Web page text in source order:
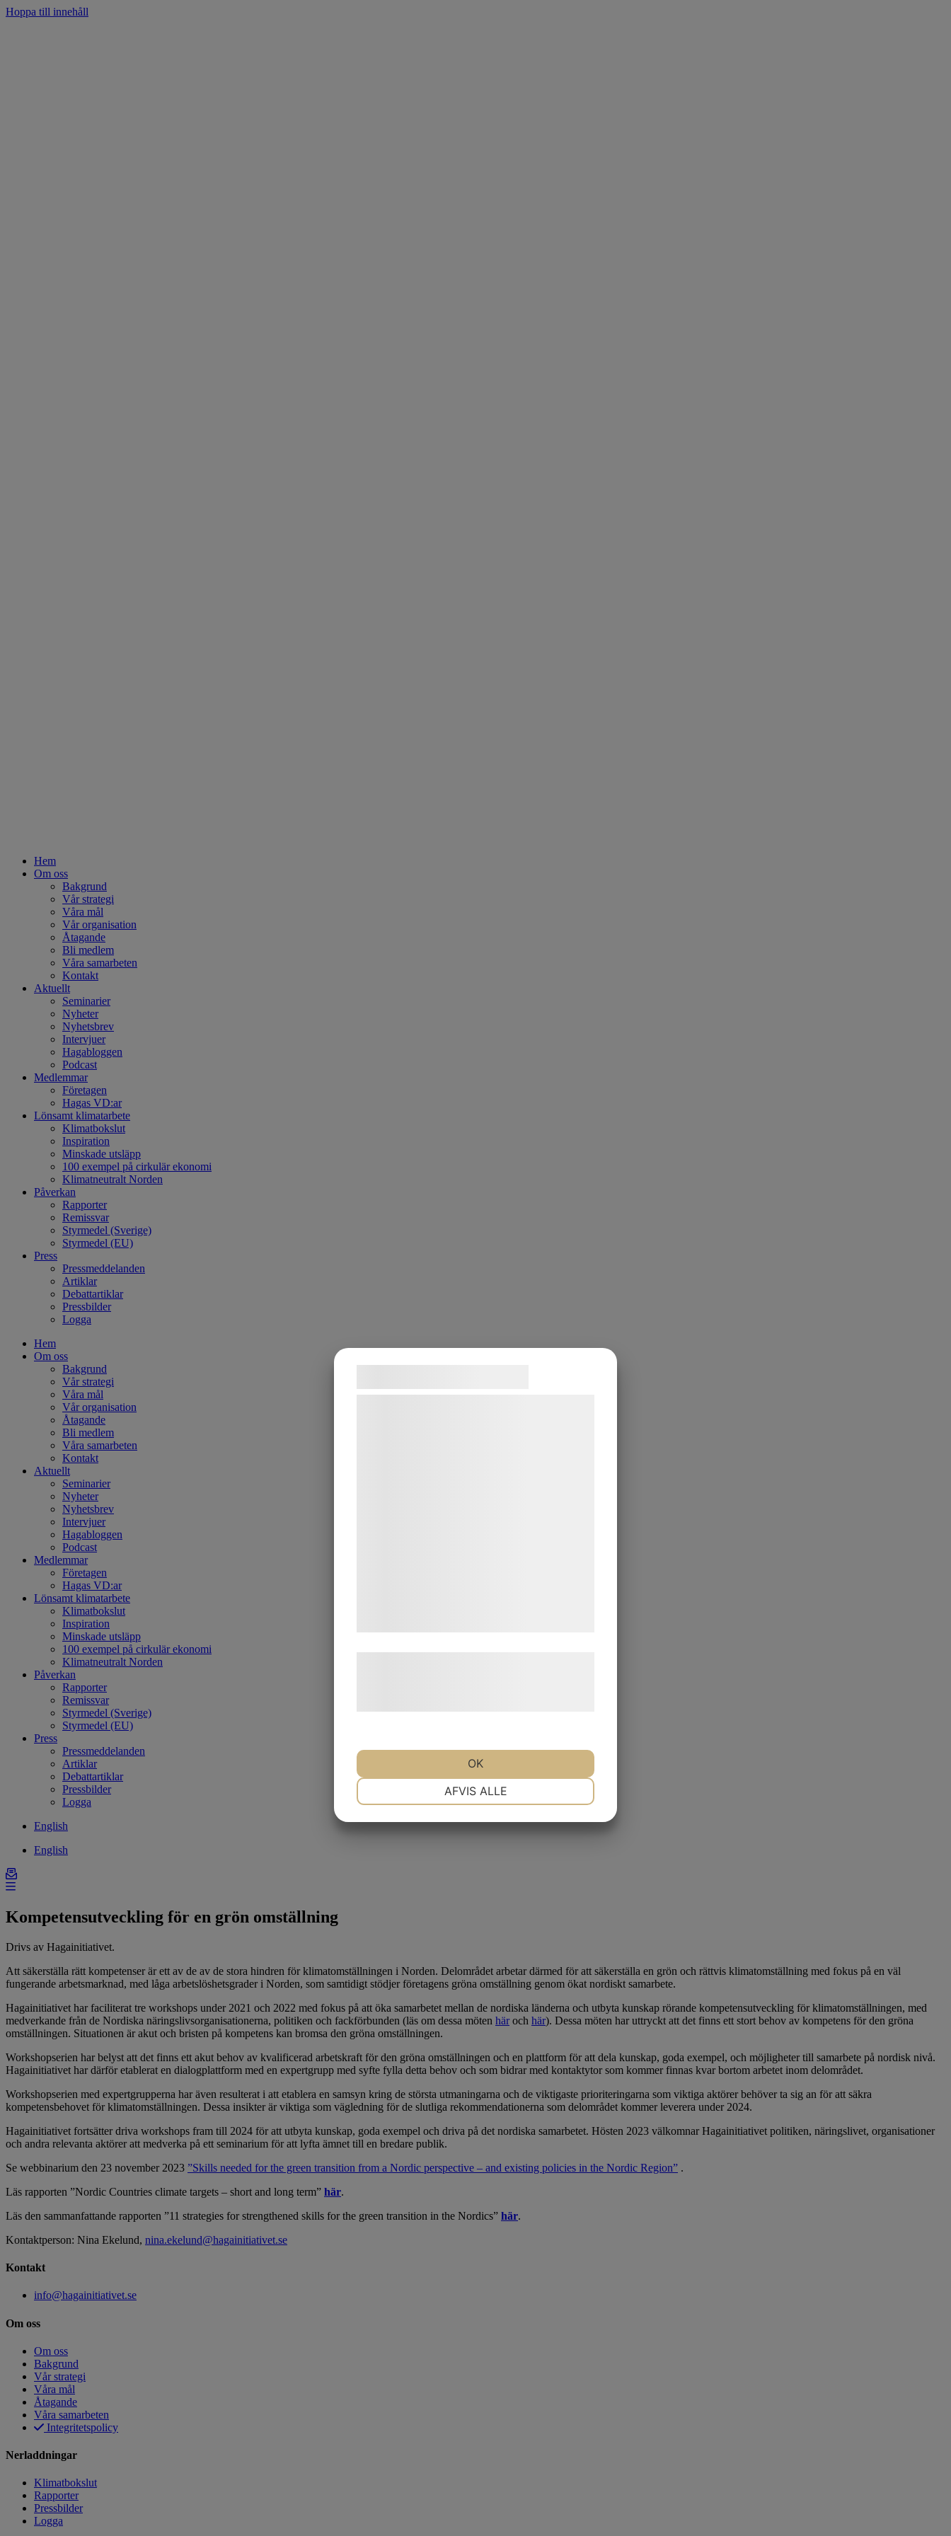
Hoppa till innehåll
Hem
Om oss
Bakgrund
Vår strategi
Våra mål
Vår organisation
Åtagande
Bli medlem
Våra samarbeten
Kontakt
Aktuellt
Seminarier
Nyheter
Nyhetsbrev
Intervjuer
Hagabloggen
Podcast
Medlemmar
Företagen
Hagas VD:ar
Lönsamt klimatarbete
Klimatbokslut
Inspiration
Minskade utsläpp
100 exempel på cirkulär ekonomi
Klimatneutralt Norden
Påverkan
Rapporter
Remissvar
Styrmedel (Sverige)
Styrmedel (EU)
Press
Pressmeddelanden
Artiklar
Debattartiklar
Pressbilder
Logga
Hem
Om oss
Bakgrund
Vår strategi
Våra mål
Vår organisation
Åtagande
Bli medlem
Våra samarbeten
Kontakt
Aktuellt
Seminarier
Nyheter
Nyhetsbrev
Intervjuer
Hagabloggen
Podcast
Medlemmar
Företagen
Hagas VD:ar
Lönsamt klimatarbete
Klimatbokslut
Inspiration
Minskade utsläpp
100 exempel på cirkulär ekonomi
Klimatneutralt Norden
Påverkan
Rapporter
Remissvar
Styrmedel (Sverige)
Styrmedel (EU)
Press
Pressmeddelanden
Artiklar
Debattartiklar
Pressbilder
Logga
English
English
Kompetensutveckling för en grön omställning
Drivs av Hagainitiativet.
Att säkerställa rätt kompetenser är ett av de av de stora hindren för klimatomställningen i Norden. Delområdet arbetar därmed för att säkerställa en grön och rättvis klimatomställning med fokus på en väl
fungerande arbetsmarknad, med låga arbetslöshetsgrader i Norden, som samtidigt stödjer företagens gröna omställning genom ökat nordiskt samarbete.
Hagainitiativet har faciliterat tre workshops under 2021 och 2022 med fokus på att öka samarbetet mellan de nordiska länderna och utbyta kunskap rörande kompetensutveckling för klimatomställningen, med
medverkande från de Nordiska näringslivsorganisationerna, politiken och fackförbunden (läs om dessa möten häroch här). Dessa möten har uttryckt att det finns ett stort behov av kompetens för den gröna
omställningen. Situationen är akut och bristen på kompetens kan bromsa den gröna omställningen.
Workshopserien har belyst att det finns ett akut behov av kvalificerad arbetskraft för den gröna omställningen och en plattform för att dela kunskap, goda exempel, och möjligheter till samarbete på nordisk nivå.
Hagainitiativet har därför etablerat en dialogplattform med en expertgrupp med syfte fylla detta behov och som bidrar med kontaktytor som kommer finnas kvar bortom arbetet inom delområdet.
Workshopserien med expertgrupperna har även resulterat i att etablera en samsyn kring de största utmaningarna och de viktigaste prioriteringarna som viktiga aktörer behöver ta sig an för att säkra
kompetensbehovet för klimatomställningen. Dessa insikter är viktiga som vägledning för de slutliga rekommendationerna som delområdet kommer leverera under 2024.
Hagainitiativet fortsätter driva workshops fram till 2024 för att utbyta kunskap, goda exempel och driva på det nordiska samarbetet. Hösten 2023 välkomnar Hagainitiativet politiken, näringslivet, organisationer
och andra relevanta aktörer att medverka på ett seminarium för att lyfta ämnet till en bredare publik.
Se webbinarium den 23 november 2023 ”Skills needed for the green transition from a Nordic perspective – and existing policies in the Nordic Region” .
Läs rapporten ”Nordic Countries climate targets – short and long term” här.
Läs den sammanfattande rapporten ”11 strategies for strengthened skills for the green transition in the Nordics” här.
Kontaktperson: Nina Ekelund, nina.ekelund@hagainitiativet.se
Kontakt
info@hagainitiativet.se
Om oss
Om oss
Bakgrund
Vår strategi
Våra mål
Åtagande
Våra samarbeten
Integritetspolicy
Nerladdningar
Klimatbokslut
Rapporter
Pressbilder
Logga
AFVIS ALLE
OK